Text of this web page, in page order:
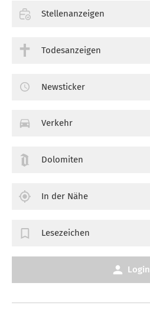
Stellenanzeigen
Todesanzeigen
Newsticker
Verkehr
Dolomiten
In der Nähe
Lesezeichen
Login